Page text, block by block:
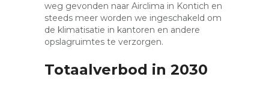
weg gevonden naar Airclima in Kontich en
steeds meer worden we ingeschakeld om
de klimatisatie in kantoren en andere
opslagruimtes te verzorgen.
Totaalverbod in 2030